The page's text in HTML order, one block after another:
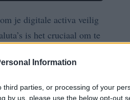
Information
parties, or processing of your
by us, please use the below opt-out
je digitale activa veilig
is het cruciaal om te
In deze gids behandelen
sig), seed phrase-opslag